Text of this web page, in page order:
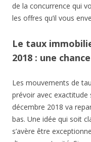
de la concurrence qui
les offres qu’il vous
Le taux
2018 : une
Les mouvements de
prévoir avec
décembre 2018 va
bas. Une idée qui soit
s’avère être